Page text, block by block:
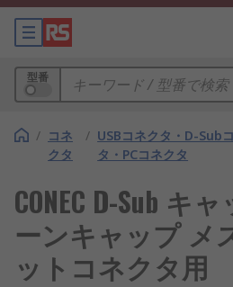
型番
/ コネ
クタ
/ USBコネクタ・D-Sub
タ・PCコネクタ
CONEC D-Sub キ
ーンキャップ メ
ットコネクタ用